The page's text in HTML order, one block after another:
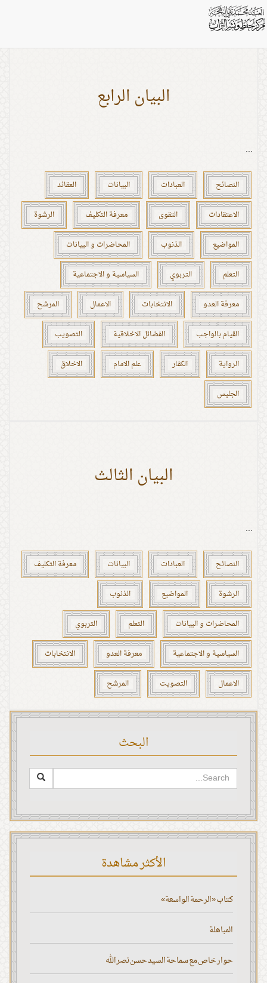
بطاقات: الاعمال
البيان الرابع
...
النصائح العبادات البيانات العقائد
الاعتقادات التقوى معرفة التكليف الرشوة
المواضيع الذنوب المحاضرات و البيانات
التعلم التربوي السياسية و الاجتماعية
معرفة العدو الانتخابات الاعمال المرشح
القيام بالواجب الفضائل الاخلاقية التصويب
الرواية الكفار علم الامام الاخلاق
الجليس
البيان الثالث
...
النصائح العبادات البيانات معرفة التكليف
الرشوة المواضيع الذنوب
المحاضرات و البيانات التعلم التربوي
السياسية و الاجتماعية معرفة العدو الانتخابات
الاعمال التصويت المرشح
البحث
الأكثر مشاهدة
كتاب «الرحمة الواسعة»
المباهلة
حوار خاص مع سماحة السيد حسن نصر الله